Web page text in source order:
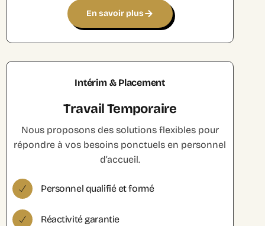
En savoir plus
Intérim & Placement
Travail Temporaire
Nous proposons des solutions flexibles pour
répondre à vos besoins ponctuels en personnel
d’accueil.
Personnel qualifié et formé
Réactivité garantie